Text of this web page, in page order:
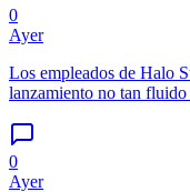
0
Ayer
Los empleados de Halo
lanzamiento no tan
0
Ayer